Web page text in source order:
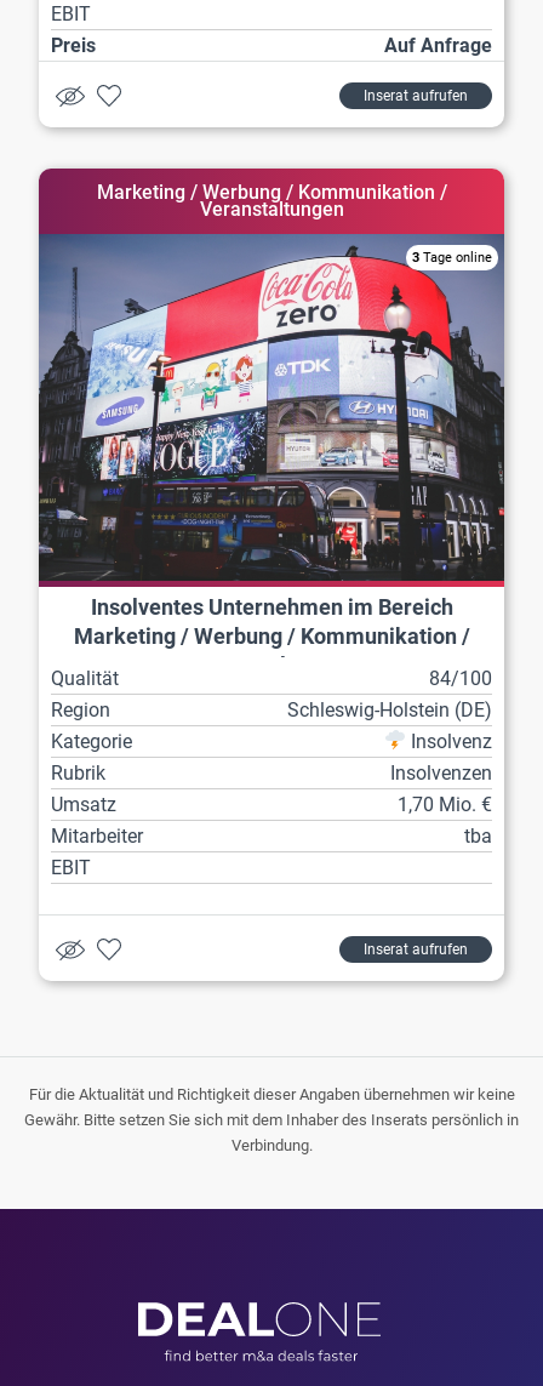
EBIT
Preis
Auf Anfrage
Inserat aufrufen
Marketing / Werbung / Kommunikation /
Veranstaltungen
3 Tage online
Insolventes Unternehmen im Bereich
Marketing / Werbung / Kommunikation /
Veranstaltungen
Qualität
84/100
Region
Schleswig-Holstein (DE)
Kategorie
Insolvenz
Rubrik
Insolvenzen
Umsatz
1,70 Mio. €
Mitarbeiter
tba
EBIT
Inserat aufrufen
Für die Aktualität und Richtigkeit dieser Angaben übernehmen wir keine
Gewähr. Bitte setzen Sie sich mit dem Inhaber des Inserats persönlich in
Verbindung.